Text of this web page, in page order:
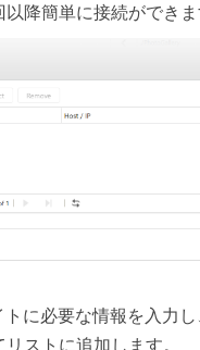
降簡単に接続ができま
トに必要な情報を入力し
リストに追加します。